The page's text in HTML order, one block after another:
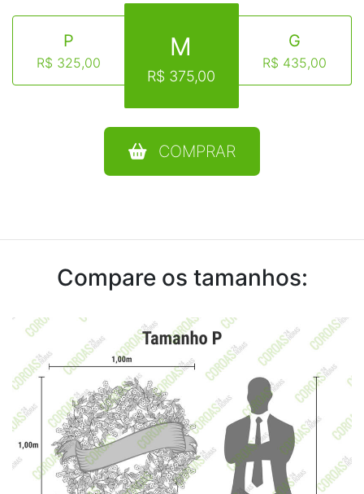
P
R$ 325,00
M
R$ 375,00
G
R$ 435,00
COMPRAR
Compare os tamanhos: